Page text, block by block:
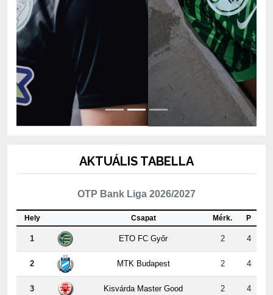
OTP Bank Liga 2026/2027
Csapat
1 ETO FC Győr 2 4
2 MTK Budapest 2 4
3 Kisvárda Master Good 2 4
4 Újpest FC 2 3